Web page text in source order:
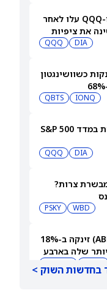
שוק המניות היום: SPY ו-QQQ עלו לאחר
את ציפיות
DIA
QQQ
כשוושינגטון
IONQ
QBTS
המניות המובילות בעליות במדד S&P 500
DIA
QQQ
צרות?
WBD
PSKY
מניית אייר בי.אן.בי (ABNB) זינקה ב-18%
שלה בארבע
בחדשות השוק >